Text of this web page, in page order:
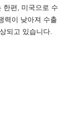
한편, 미국으로 수
력이 낮아져 수출
되고 있습니다.